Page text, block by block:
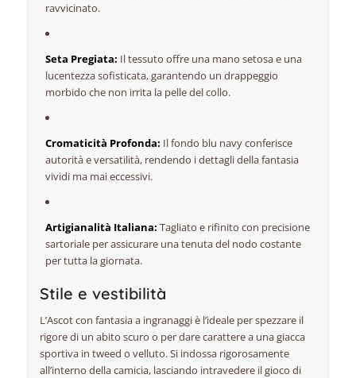
ravvicinato.
Seta Pregiata: Il tessuto offre una mano setosa e una
lucentezza sofisticata, garantendo un drappeggio
morbido che non irrita la pelle del collo.
Cromaticità Profonda: Il fondo blu navy conferisce
autorità e versatilità, rendendo i dettagli della fantasia
vividi ma mai eccessivi.
Artigianalità Italiana: Tagliato e rifinito con precisione
sartoriale per assicurare una tenuta del nodo costante
per tutta la giornata.
Stile e vestibilità
L’Ascot con fantasia a ingranaggi è l’ideale per spezzare il
rigore di un abito scuro o per dare carattere a una giacca
sportiva in tweed o velluto. Si indossa rigorosamente
all’interno della camicia, lasciando intravedere il gioco di